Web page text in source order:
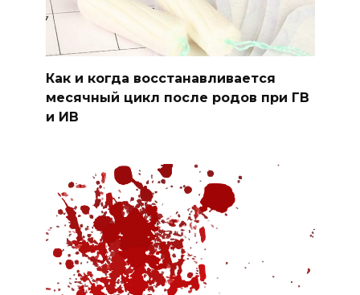
Как и когда восстанавливается
месячный цикл после родов при ГВ
и ИВ